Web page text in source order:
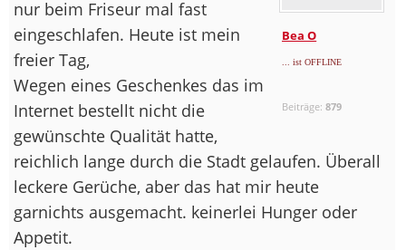
Bea O
... ist OFFLINE
Beiträge:879
nur beim Friseur mal fast
eingeschlafen. Heute ist mein
freier Tag,
Wegen eines Geschenkes das im
Internet bestellt nicht die
gewünschte Qualität hatte,
reichlich lange durch die Stadt gelaufen. Überall
leckere Gerüche, aber das hat mir heute
garnichts ausgemacht. keinerlei Hunger oder
Appetit.